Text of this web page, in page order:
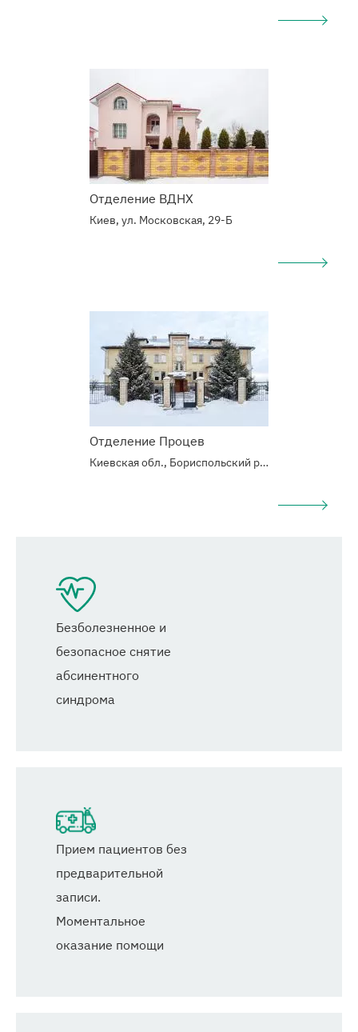
Отделение ВДНХ
Киев, ул. Московская, 29-Б
Отделение Процев
Киевская обл., Бориспольский р-н, с.Процев, Б. Хмельницкого 6/10
Безболезненное и
безопасное снятие
абсинентного
синдрома
Прием пациентов без
предварительной
записи.
Моментальное
оказание помощи